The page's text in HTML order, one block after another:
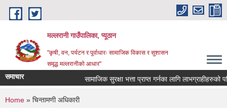
Skip to main content
मल्लरानी गाउँपालिका, प्यूठान
"कृषी, वन, पर्यटन र पूर्वाधारः सामाजिक विकास र सुशासन
समृद्ध मल्लरानीको आधार"
समाचार सामाजिक सुरक्षा भत्ता प्राप्त गर्नका लागि लाभग्राहीहरुको
You are here
Home » चिन्तामणी अधिकारी